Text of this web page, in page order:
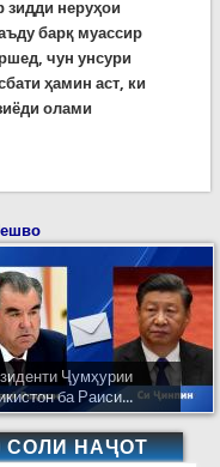
зидди неруҳои
барқ муассир
чун унсури
ҳамин аст, ки
олами
аст...
Ҷумҳурии
ба Раиси...
СОЛИ НАҶОТ